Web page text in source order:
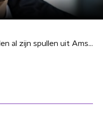
'Vrienden Lil Kleine halen al zijn spullen uit Amsterdams grachtenpand'